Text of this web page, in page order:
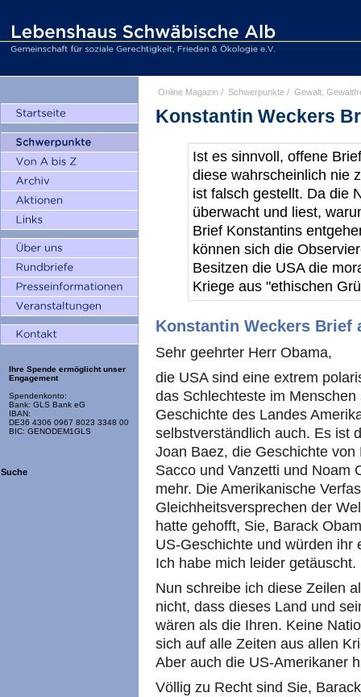
Ihre Spende ermöglicht unser
Engagement
Spendenkonto:
Bank: GLS Bank eG
IBAN:
DE36 4306 0967 8023 3348 00
BIC: GENODEM1GLS
Suche
Online Magazin / Schwerpunkte / Gewalt,
Konstantin Weckers
Ist es sinnvoll, offene
diese wahrscheinlich nie
ist falsch gestellt. Da die
überwacht und liest,
Brief Konstantins
können sich die
Besitzen die USA die
Kriege aus "ethischen
Konstantin Weckers Brief
Sehr geehrter Herr Obama,
die USA sind eine extrem
das Schlechteste im
Geschichte des Landes
selbstverständlich auch. Es ist
Joan Baez, die Geschichte
Sacco und Vanzetti und Noam
mehr. Die Amerikanische
Gleichheitsversprechen der
hatte gehofft, Sie, Barack
US-Geschichte und würden ihr
Ich habe mich leider getäuscht.
Nun schreibe ich diese Zeilen
nicht, dass dieses Land und
wären als die Ihren. Keine
sich auf alle Zeiten aus allen
Aber auch die US-Amerikaner
Völlig zu Recht sind Sie,